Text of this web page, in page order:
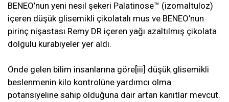
BENEO’nun yeni nesil şekeri Palatinose™ (izomaltuloz)
içeren düşük glisemikli çikolatalı mus ve BENEO’nun
pirinç nişastası Remy DR içeren yağı azaltılmış çikolata
dolgulu kurabiyeler yer aldı.
Önde gelen bilim insanlarına göre[iii] düşük glisemikli
beslenmenin kilo kontrolüne yardımcı olma
potansiyeline sahip olduğuna dair artan kanıtlar mevcut.